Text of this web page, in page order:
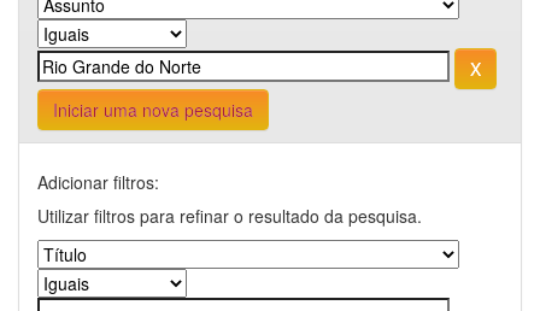
Iniciar uma nova pesquisa
Adicionar filtros:
Utilizar filtros para refinar o resultado da pesquisa.